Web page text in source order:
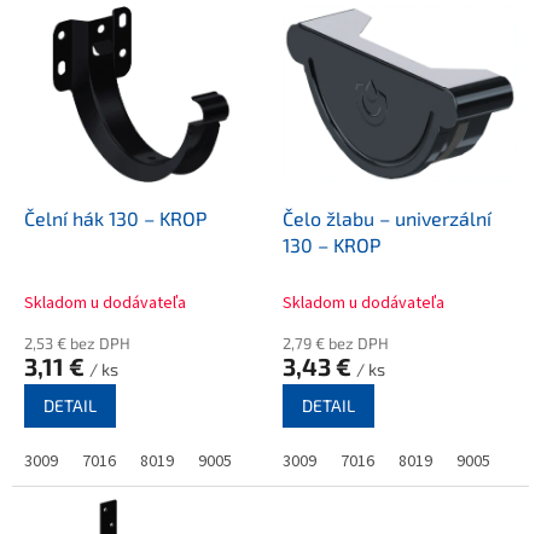
Čelní hák 130 – KROP
Skladom u dodávateľa
2,53 € bez DPH
3,11 € / ks
DETAIL
3009 7016 8019 9005
Čelo žlabu – univerzální
130 – KROP
Skladom u dodávateľa
2,79 € bez DPH
3,43 € / ks
DETAIL
3009 7016 8019 9005